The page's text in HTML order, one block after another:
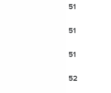
51
51
51
52